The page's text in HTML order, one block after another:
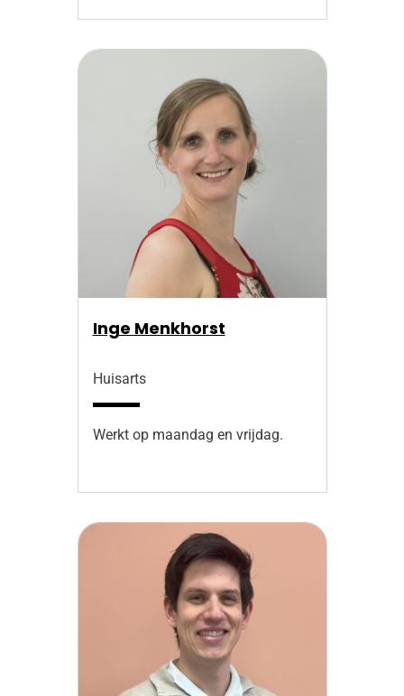
Inge Menkhorst
Huisarts
Werkt op maandag en vrijdag.